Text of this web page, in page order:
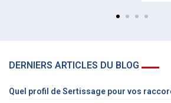
DERNIERS ARTICLES DU BLOG
Quel profil de Sertissage pour vos